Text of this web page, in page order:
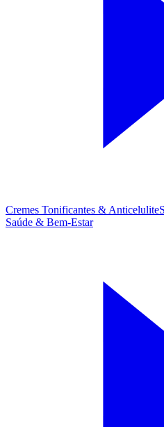
Cremes Tonificantes & Anticelulite
Saúde & Bem-Estar